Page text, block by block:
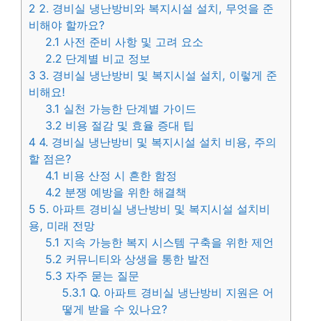
2 2. 경비실 냉난방비와 복지시설 설치, 무엇을 준
비해야 할까요?
2.1 사전 준비 사항 및 고려 요소
2.2 단계별 비교 정보
3 3. 경비실 냉난방비 및 복지시설 설치, 이렇게 준
비해요!
3.1 실천 가능한 단계별 가이드
3.2 비용 절감 및 효율 증대 팁
4 4. 경비실 냉난방비 및 복지시설 설치 비용, 주의
할 점은?
4.1 비용 산정 시 흔한 함정
4.2 분쟁 예방을 위한 해결책
5 5. 아파트 경비실 냉난방비 및 복지시설 설치비
용, 미래 전망
5.1 지속 가능한 복지 시스템 구축을 위한 제언
5.2 커뮤니티와 상생을 통한 발전
5.3 자주 묻는 질문
5.3.1 Q. 아파트 경비실 냉난방비 지원은 어
떻게 받을 수 있나요?